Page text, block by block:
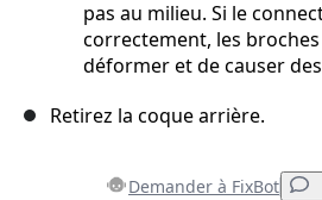
pas au milieu. Si le
correctement, les
déformer et de causer
Retirez la coque arrière.
Demander à FixBot